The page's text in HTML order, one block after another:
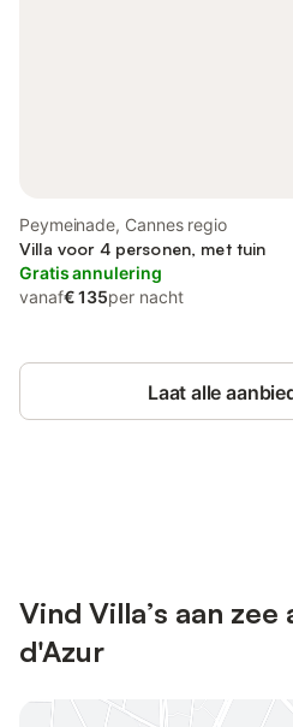
Peymeinade, Cannes regio
Villa voor 4 personen, met tuin
Gratis annulering
vanaf€ 135per nacht
Laat alle
Vind Villa’s aan zee
d'Azur